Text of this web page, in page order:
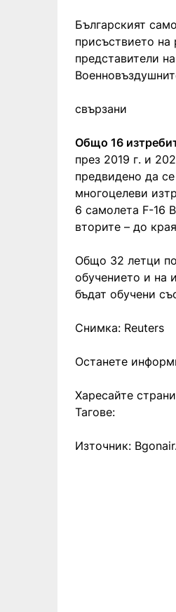
Българският
присъствието на
представители
свързани
Общо 16
през 2019 г. и
предвидено да
многоцелеви
6 самолета F-16
вторите – до
Общо 32 летци
обучението и на
бъдат обучени
Снимка: Reuters
Останете
Харесайте
Тагове:
Източник: